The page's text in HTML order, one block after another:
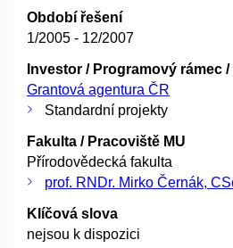
Období řešení
1/2005 - 12/2007
Investor / Programový rámec
Grantová agentura ČR
Standardní projekty
Fakulta / Pracoviště MU
Přírodovědecká fakulta
prof. RNDr. Mirko Černák,
Klíčová slova
nejsou k dispozici